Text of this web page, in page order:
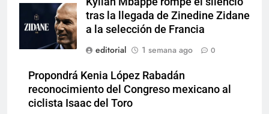
tras la llegada de Zinedine Zidane
a la selección de Francia
editorial
1 semana ago 0
Propondrá Kenia López Rabadán
reconocimiento del Congreso mexicano al
ciclista Isaac del Toro